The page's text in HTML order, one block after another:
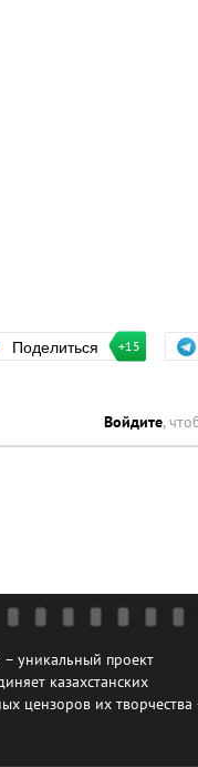
Поделиться +15
Войдите,
уникальный проект
казахстанских
цензоров их творчества